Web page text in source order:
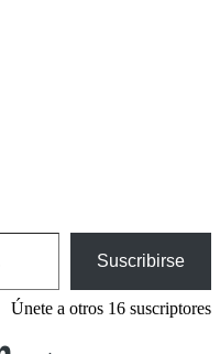
Suscribirse
Únete a otros 16 suscriptores